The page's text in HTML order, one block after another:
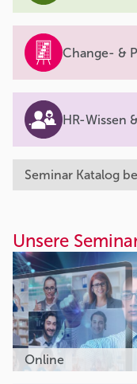
Change- &
HR-Wissen
Seminar Katalog
Unsere
Online